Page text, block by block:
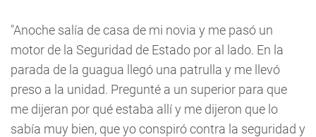
"Anoche salía de casa de mi novia y me pasó un
motor de la Seguridad de Estado por al lado. En la
parada de la guagua llegó una patrulla y me llevó
preso a la unidad. Pregunté a un superior para que
me dijeran por qué estaba allí y me dijeron que lo
sabía muy bien, que yo conspiró contra la seguridad y